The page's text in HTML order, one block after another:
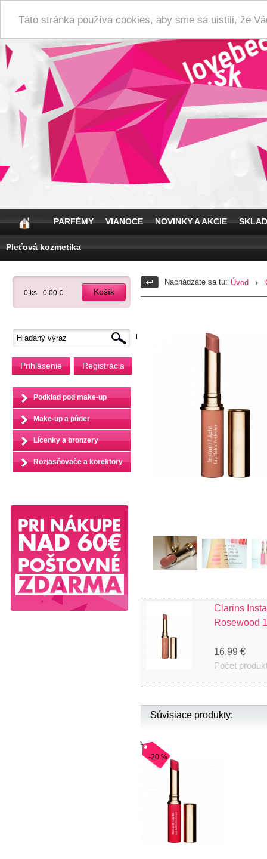
Táto stránka používa cookies, aby sme sa uistili, že
PARFÉMY VIANOCE NOVINKY A AKCIE
Pleťová kozmetika
0 ks 0.00 € Košík
Prihlásenie Registrácia
Podklad pod make-up
Make-up a púder
Lícenky a bronzery
Rozjasňovače a korektory
Nachádzate sa tu: Úvod
Clarins
Rosewood
16.99 €
Počet
Súvisiace produkty:
-20 %